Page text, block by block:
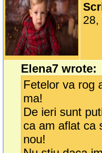
28,
Elena7 wrote:
Fetelor va rog
ma!
De ieri sunt
ca am aflat ca
nou!